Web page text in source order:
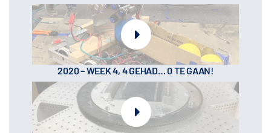
2020 – WEEK 4, 4 GEHAD… 0 TE GAAN!